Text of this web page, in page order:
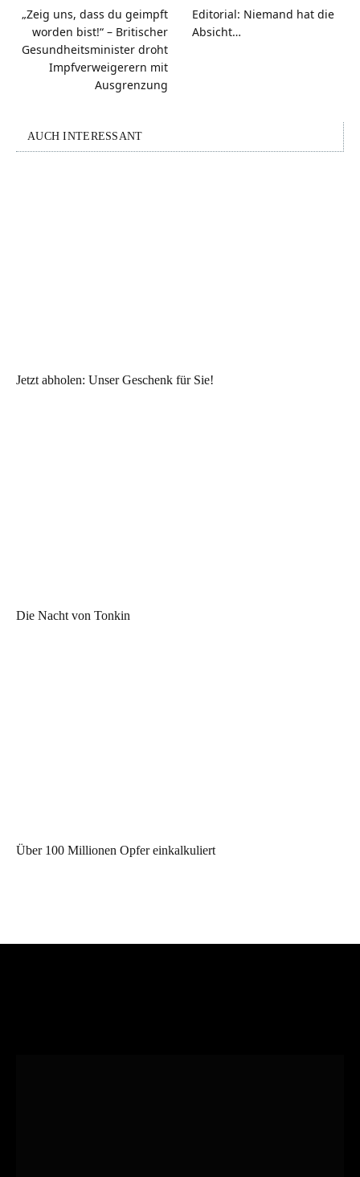
„Zeig uns, dass du geimpft
worden bist!“ – Britischer
Gesundheitsminister droht
Impfverweigerern mit
Ausgrenzung
Editorial: Niemand hat die
Absicht…
AUCH INTERESSANT
Jetzt abholen: Unser Geschenk für Sie!
Die Nacht von Tonkin
Über 100 Millionen Opfer einkalkuliert